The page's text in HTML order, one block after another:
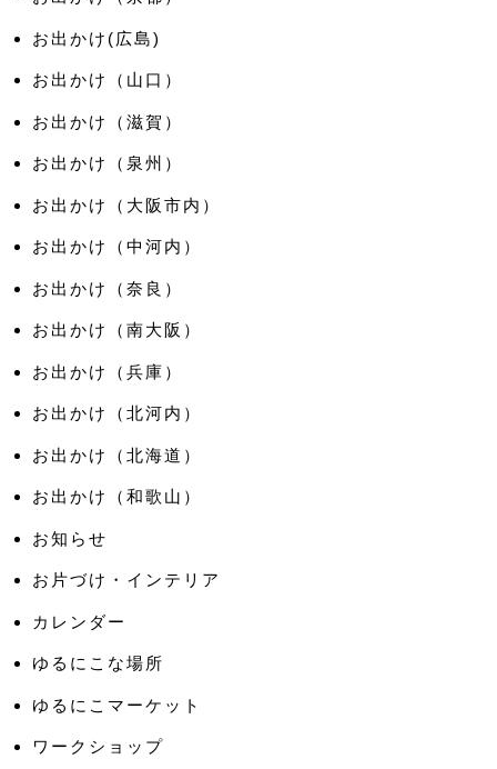
お出かけ(広島)
お出かけ（山口）
お出かけ（滋賀）
お出かけ（泉州）
お出かけ（大阪市内）
お出かけ（中河内）
お出かけ（奈良）
お出かけ（南大阪）
お出かけ（兵庫）
お出かけ（北河内）
お出かけ（北海道）
お出かけ（和歌山）
お知らせ
お片づけ・インテリア
カレンダー
ゆるにこな場所
ゆるにこマーケット
ワークショップ